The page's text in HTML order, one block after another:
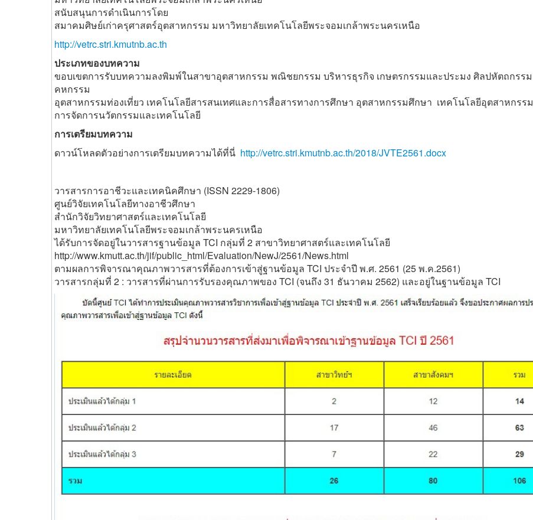
สนับสนุนการดำเนินการโดย
สมาคมศิษย์เก่าครุศาสตร์อุตสาหกรรม มหาวิทยาลัยเทคโนโลยีพระจอมเกล้าพระนครเหนือ
http://vetrc.stri.kmutnb.ac.th
ประเภทของบทความ
ขอบเขตการรับบทความลงพิมพ์ในสาขาอุตสาหกรรม พณิชยกรรม บริหารธุรกิจ เกษตรกรรมและประมง ศิลปหัตถกรรม
คหกรรม
อุตสาหกรรมท่องเที่ยว เทคโนโลยีสารสนเทศและการสื่อสารทางการศึกษา อุตสาหกรรมศึกษา เทคโนโลยีอุตสาหกรรม
การจัดการนวัตกรรมและเทคโนโลยี
การเตรียมบทความ
ดาวน์โหลดตัวอย่างการเตรียมบทความได้ที่นี่ http://vetrc.stri.kmutnb.ac.th/2018/JVTE2561.docx
วารสารการอาชีวะและเทคนิคศึกษา (ISSN 2229-1806)
ศูนย์วิจัยเทคโนโลยีทางอาชีวศึกษา
สำนักวิจัยวิทยาศาสตร์และเทคโนโลยี
มหาวิทยาลัยเทคโนโลยีพระจอมเกล้าพระนครเหนือ
ได้รับการจัดอยู่ในวารสารฐานข้อมูล TCI กลุ่มที่ 2 สาขาวิทยาศาสตร์และเทคโนโลยี
http://www.kmutt.ac.th/jif/public_html/Evaluation/NewJ/2561/News.html
ตามผลการพิจารณาคุณภาพวารสารที่ต้องการเข้าสู่ฐานข้อมูล TCI ประจำปี พ.ศ. 2561 (25 พ.ค.2561)
วารสารกลุ่มที่ 2 : วารสารที่ผ่านการรับรองคุณภาพของ TCI (จนถึง 31 ธันวาคม 2562) และอยู่ในฐานข้อมูล TCI